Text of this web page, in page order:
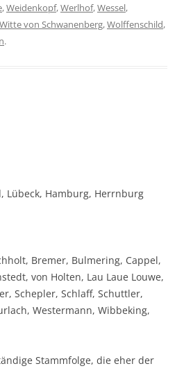
,Weidenkopf,Werlhof,Wessel,
Witte von Schwanenberg,Wolffenschild,
.
Lübeck, Hamburg, Herrnburg
Bremer, Bulmering, Cappel,
von Holten, Lau Laue Louwe,
Schepler, Schlaff, Schuttler,
Westermann, Wibbeking,
Stammfolge, die eher der